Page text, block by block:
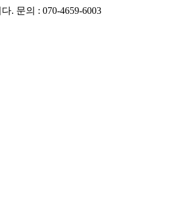
. 문의 : 070-4659-6003